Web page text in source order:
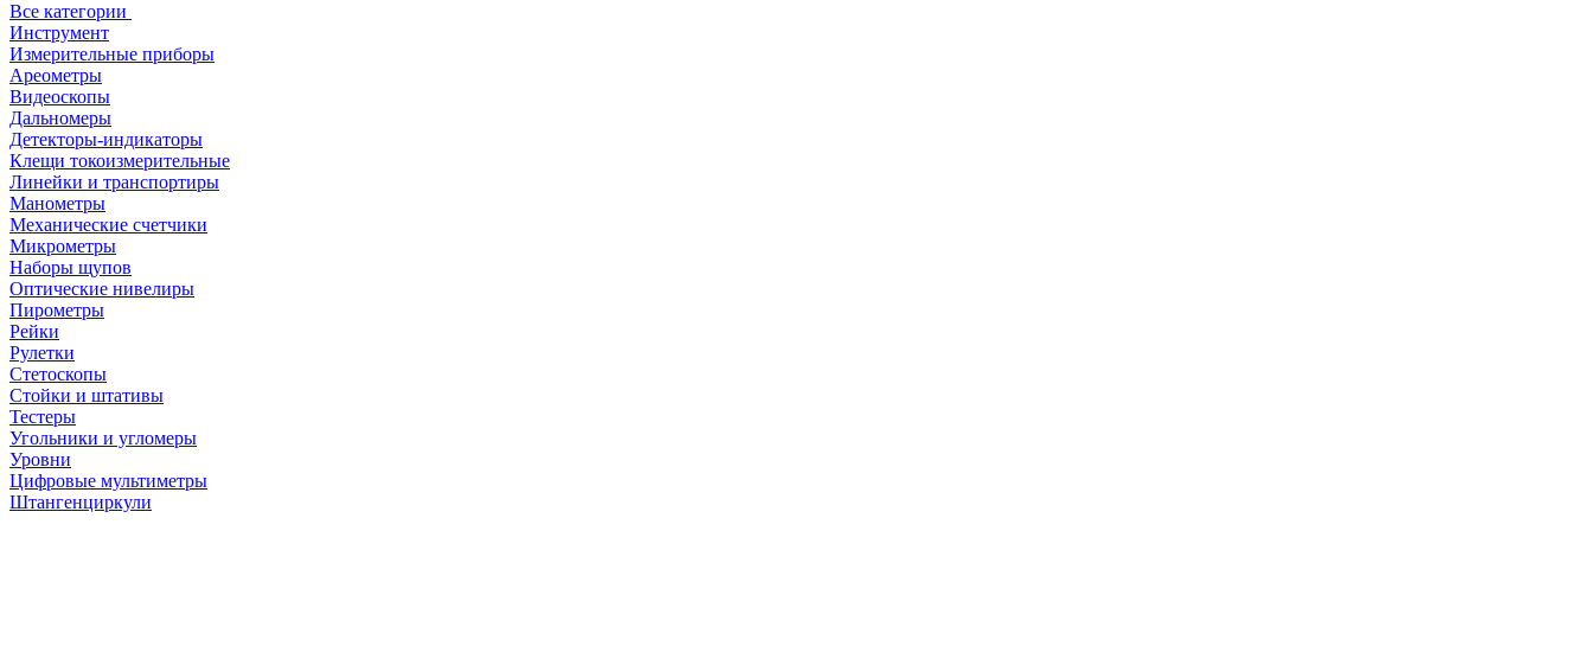
Все категории
Инструмент
Измерительные приборы
Ареометры
Видеоскопы
Дальномеры
Детекторы-индикаторы
Клещи токоизмерительные
Линейки и транспортиры
Манометры
Механические счетчики
Микрометры
Наборы щупов
Оптические нивелиры
Пирометры
Рейки
Рулетки
Стетоскопы
Стойки и штативы
Тестеры
Угольники и угломеры
Уровни
Цифровые мультиметры
Штангенциркули